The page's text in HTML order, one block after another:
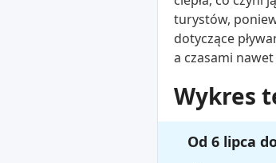
turystów,
dotyczące
a czasami
Wykres
Od 6 lipca